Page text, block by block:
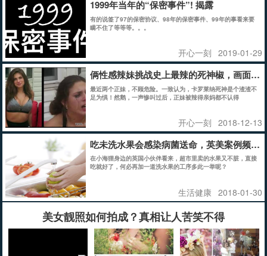
1999年当年的“保密事件”! 揭露
有的说签了97的保密协议、98年的保密事件、99年的事看来要
瞒不住了等等等。。。
开心一刻 2019-01-29
俩性感辣妹挑战史上最辣的死神椒，画面惨
最近两个正妹，不顾危险。一致认为，卡罗莱纳死神是个渣渣不
足为惧！然鹅，一声惨叫过后，正妹被辣得亲妈都不认得
开心一刻 2018-12-13
吃未洗水果会感染病菌送命，英美案例频发
在小海狸身边的英国小伙伴看来，超市里卖的水果又不脏，直接
吃就好了，何必再加一道洗水果的工序多此一举呢？
生活健康 2018-01-30
美女靓照如何拍成？真相让人苦笑不得